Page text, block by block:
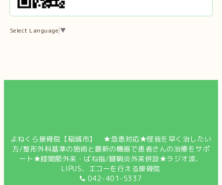
Select Language ▼
よねくら接骨院【稲城市】 ★急患対応★怪我を早く治したい
方/整形外科基準の施術と最新の機器で患者さんの治療をサポ
ート★膝関節外来・ばね指/腱鞘炎外来併設★ラジオ波、
LIPUS、エコーを行える接骨院
042-401-5337